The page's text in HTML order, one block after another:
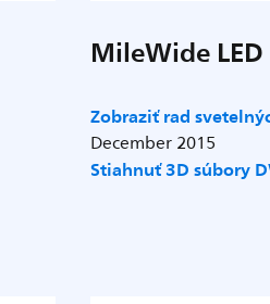
MileWide
Zobraziť rad
December 2015
Stiahnuť 3D súbory